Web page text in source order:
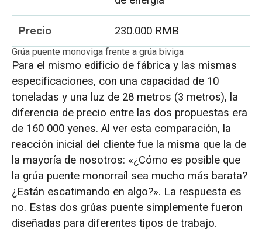
Precio
230.000 RMB
Grúa puente monoviga frente a grúa biviga
Para el mismo edificio de fábrica y las mismas
especificaciones, con una capacidad de 10
toneladas y una luz de 28 metros (3 metros), la
diferencia de precio entre las dos propuestas era
de 160 000 yenes. Al ver esta comparación, la
reacción inicial del cliente fue la misma que la de
la mayoría de nosotros: «¿Cómo es posible que
la grúa puente monorraíl sea mucho más barata?
¿Están escatimando en algo?». La respuesta es
no. Estas dos grúas puente simplemente fueron
diseñadas para diferentes tipos de trabajo.